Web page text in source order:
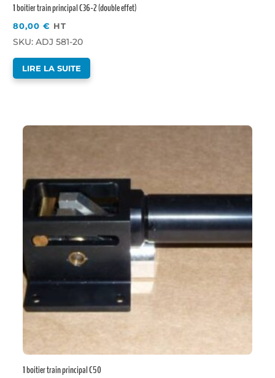
1 boitier train principal C36-2 (double effet)
80,00€ HT
SKU: ADJ 581-20
LIRE LA SUITE
1 boitier train principal C50